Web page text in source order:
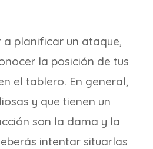
a planificar un ataque,
la posición de tus
el tablero. En general,
y que tienen un
son la dama y la
intentar situarlas